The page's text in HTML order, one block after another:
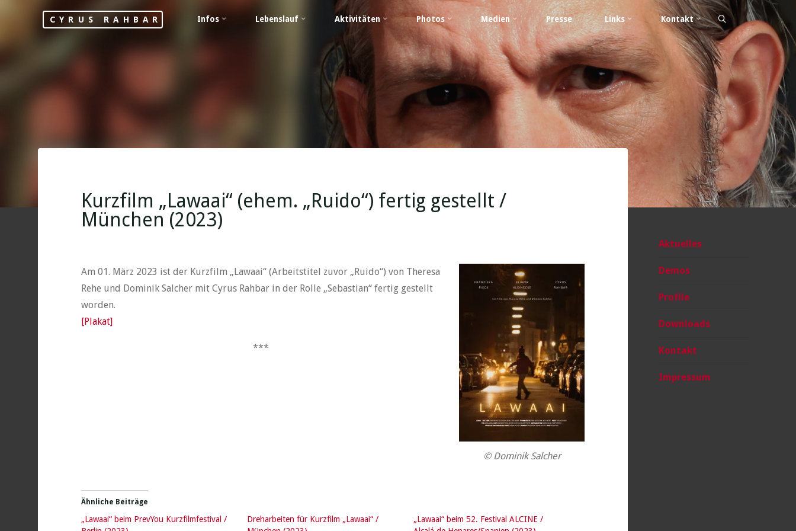
content
CYRUS RAHBAR Infos Lebenslauf Aktivitäten Photos Medien Presse Links Kontakt
Kurzfilm „Lawaai“ (ehem. „Ruido“) fertig gestellt /
München (2023)
© Dominik Salcher
Am 01. März 2023 ist der Kurzfilm „Lawaai“ (Arbeitstitel zuvor „Ruido“) von Theresa
Rehe und Dominik Salcher mit Cyrus Rahbar in der Rolle „Sebastian“ fertig gestellt
worden.
[Plakat]
***
Ähnliche Beiträge
„Lawaai“ beim PrevYou Kurzfilmfestival /
Dreharbeiten für Kurzfilm „Lawaai“ /
„Lawaai“ beim 52. Festival ALCINE /
Aktuelles
Demos
Profile
Downloads
Kontakt
Impressum